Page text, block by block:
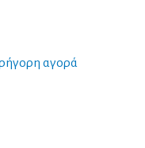
αγορά